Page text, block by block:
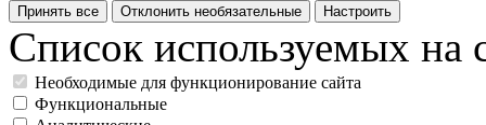
Принять все Отклонить необязательные Настроить
Список используемых на
Необходимые для функционирование сайта
Функциональные